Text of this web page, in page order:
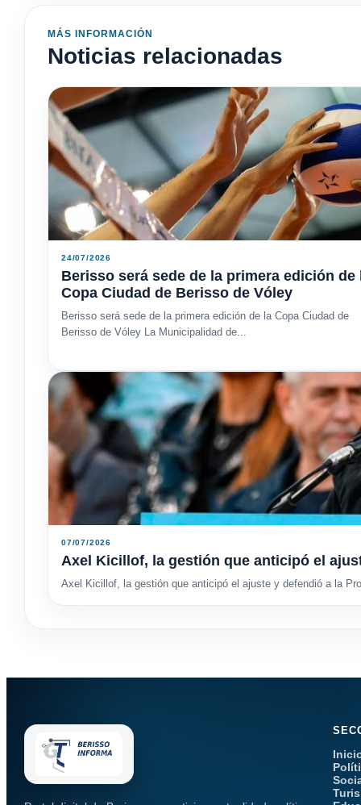
MÁS INFORMACIÓN
Noticias relacionadas
24/07/2026
Berisso será sede de la primera edición de
Copa Ciudad de Berisso de Vóley
Berisso será sede de la primera edición de la Copa Ciudad de
Berisso de Vóley La Municipalidad de...
07/07/2026
Axel Kicillof, la gestión que anticipó el
Axel Kicillof, la gestión que anticipó el ajuste y defendió a la